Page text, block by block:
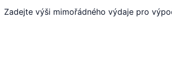
Zadejte výši mimořádného výdaje pro